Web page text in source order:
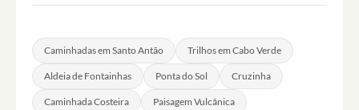
terreno inclui rocha vulcânica, descidas íngremes e
caminhos de montanha estreitos onde a aderência e a
estabilidade são essenciais.
Caminhadas em Santo Antão Trilhos em Cabo Verde
Aldeia de Fontainhas Ponta do Sol Cruzinha
Caminhada Costeira Paisagem Vulcânica